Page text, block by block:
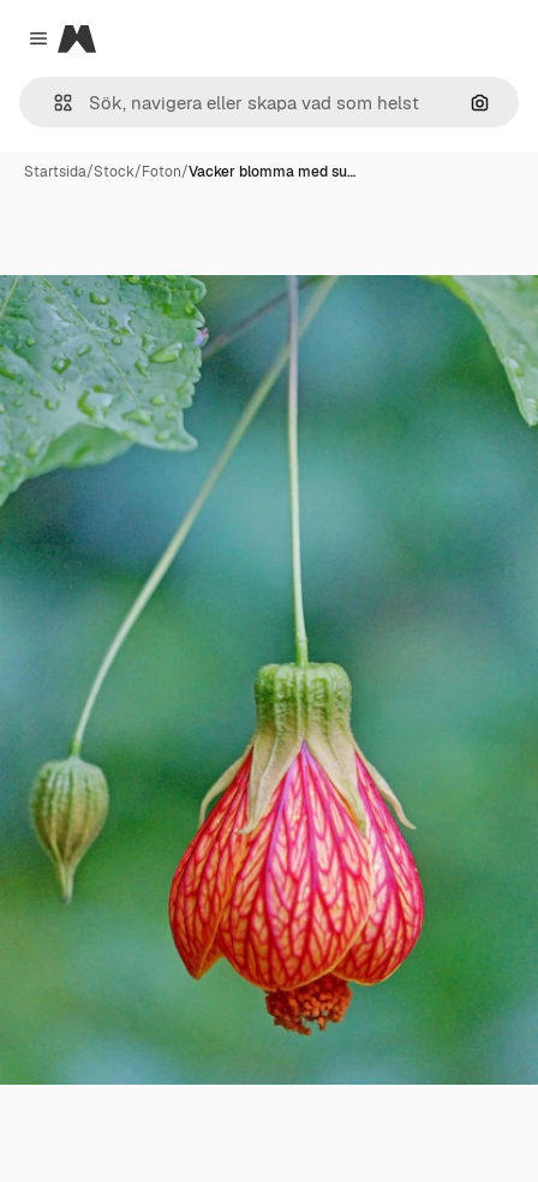
Close menu
Magnific
Sök
Startsida/Stock/Foton/Vacker blomma med su…